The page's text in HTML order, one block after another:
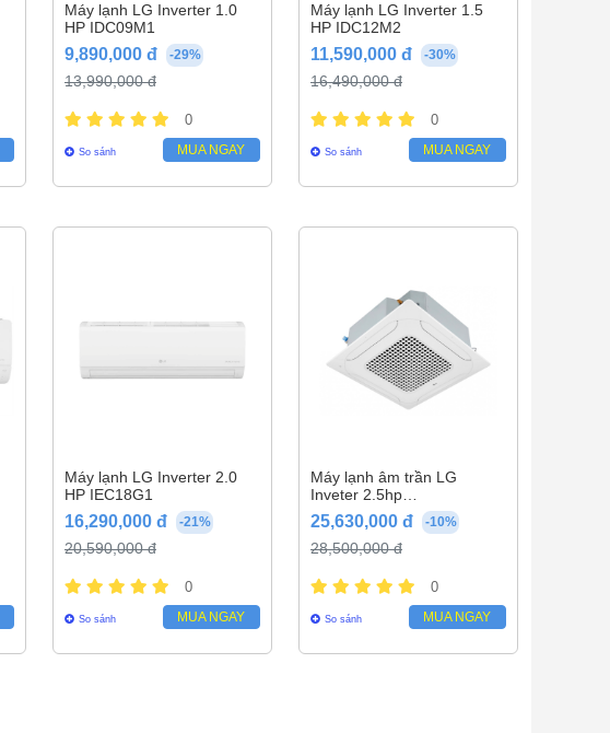
Máy lạnh LG Inverter 1.0
HP IDC09M1
9,890,000 đ -29%
13,990,000 đ
0
So sánh MUA NGAY
Máy lạnh LG Inverter 1.5
HP IDC12M2
11,590,000 đ -30%
16,490,000 đ
0
So sánh MUA NGAY
Máy lạnh LG Inverter 2.0
HP IEC18G1
16,290,000 đ -21%
20,590,000 đ
0
So sánh MUA NGAY
Máy lạnh âm trần LG
Inveter 2.5hp
ATNQ24GPLE7
25,630,000 đ -10%
28,500,000 đ
0
So sánh MUA NGAY